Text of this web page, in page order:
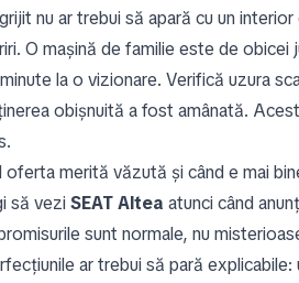
nu ar trebui să apară cu un
O mașină de familie este de
la o vizionare. Verifică uzura
obișnuită a fost amânată.
oferta merită văzută și când e mai
să vezi SEAT Altea atunci când
sunt normale, nu
ar trebui să pară